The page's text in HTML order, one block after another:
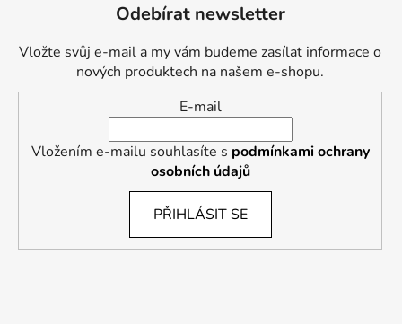
Odebírat newsletter
Vložte svůj e-mail a my vám budeme zasílat informace o
nových produktech na našem e-shopu.
E-mail
Vložením e-mailu souhlasíte s podmínkami ochrany
osobních údajů
PŘIHLÁSIT SE